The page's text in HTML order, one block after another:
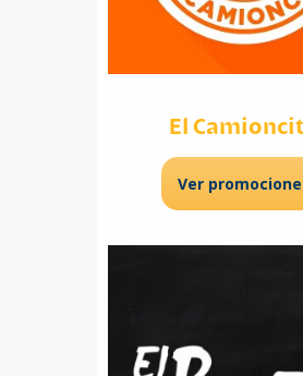
El
Ver